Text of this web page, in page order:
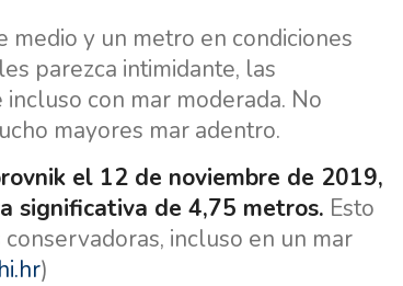
y un metro en condiciones
parezca intimidante, las
con mar moderada. No
mayores mar adentro.
el 12 de noviembre de 2019,
significativa de 4,75 metros. Esto
incluso en un mar
)